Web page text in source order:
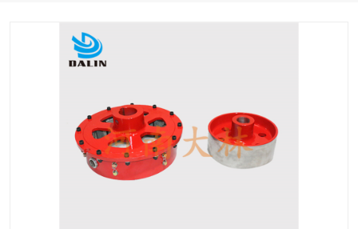
VC离合器
PO隔膜离合器
泥浆泵空气包胶囊 气动元件
DY隔膜式离合器 CB离合器